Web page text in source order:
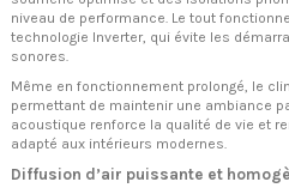
niveau de performance. Le tout
technologie Inverter, qui évite les
sonores.
Même en fonctionnement prolongé, le
permettant de maintenir une ambiance
acoustique renforce la qualité de vie et
adapté aux intérieurs modernes.
Diffusion d’air puissante et